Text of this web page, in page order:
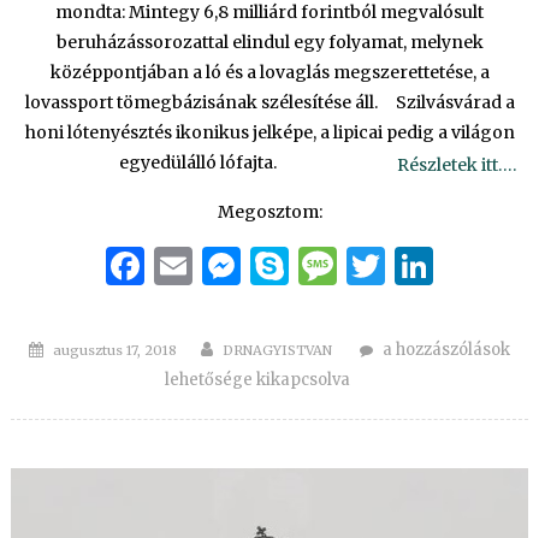
mondta: Mintegy 6,8 milliárd forintból megvalósult
beruházássorozattal elindul egy folyamat, melynek
középpontjában a ló és a lovaglás megszerettetése, a
lovassport tömegbázisának szélesítése áll. Szilvásvárad a
honi lótenyésztés ikonikus jelképe, a lipicai pedig a világon
egyedülálló lófajta.
Részletek itt….
Megosztom:
Facebook
EmailMessenger
Skype
Message
Twitter
Posted
augusztus 17, 2018 Author
DRNAGYISTVAN
Aa hozzászólások
lehetősége kikapcsolva